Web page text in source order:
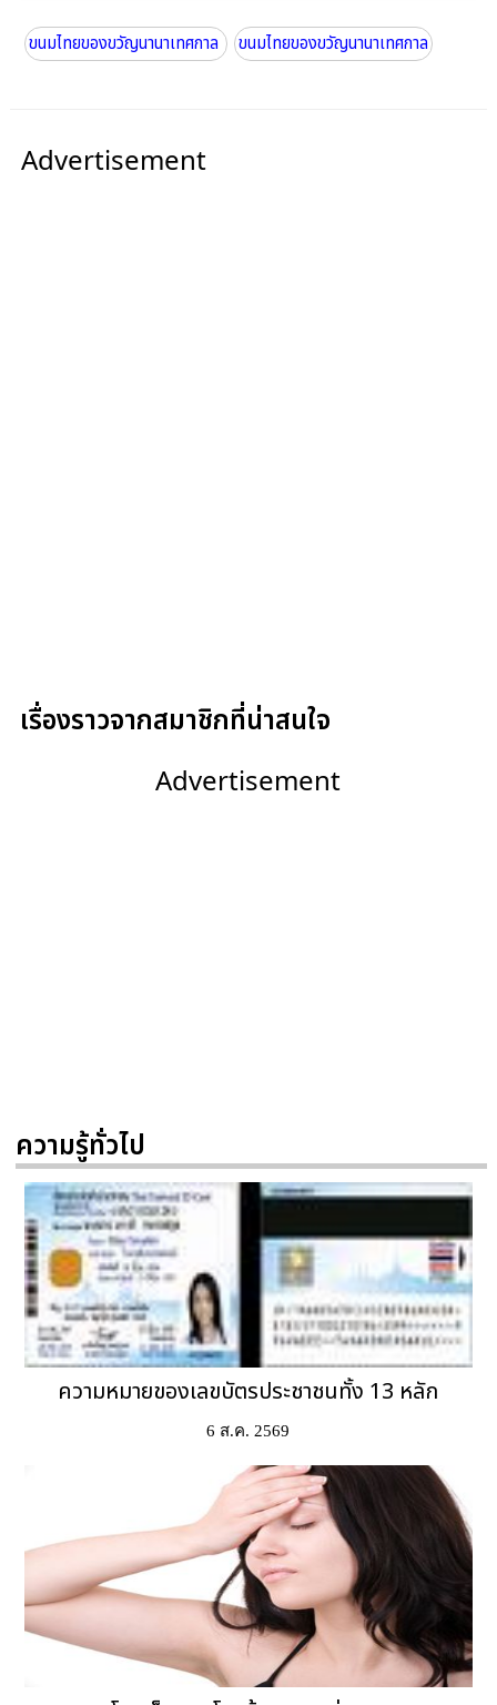
ขนมไทยของขวัญนานาเทศกาล ขนมไทยของขวัญนานาเทศกาล
Advertisement
เรื่องราวจากสมาชิกที่น่าสนใจ
Advertisement
ความรู้ทั่วไป
ความหมายของเลขบัตรประชาชนทั้ง 13 หลัก
6 ส.ค. 2569